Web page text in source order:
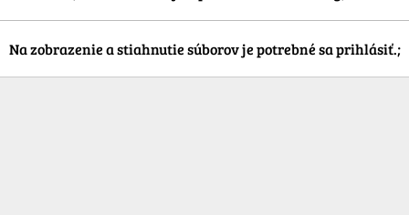
Na zobrazenie a stiahnutie súborov je potrebné sa prihlásiť.;